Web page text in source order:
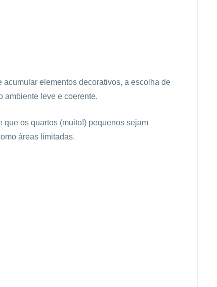
elementos decorativos, a escolha de
ambiente leve e coerente.
os quartos (muito!) pequenos sejam
áreas limitadas.